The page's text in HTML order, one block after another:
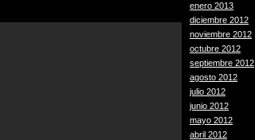
enero 2013
diciembre 2012
noviembre 2012
octubre 2012
septiembre 2012
agosto 2012
julio 2012
junio 2012
mayo 2012
abril 2012